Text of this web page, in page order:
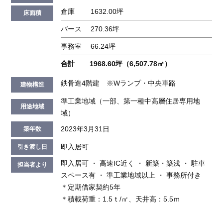
床面積 倉庫 1632.00坪
バース 270.36坪
事務室 66.24坪
合計 1968.60坪（6,507.78㎡）
建物構造 鉄骨造4階建 ※Wランプ・中央車路
用途地域
準工業地域（一部、第一種中高層住居専用地
域）
築年数 2023年3月31日
引き渡し日 即入居可
担当者より
即入居可 ・ 高速IC近く ・ 新築・築浅 ・ 駐車
スペース有 ・ 準工業地域以上 ・ 事務所付き
＊定期借家契約5年
＊積載荷重：1.5ｔ/㎡、天井高：5.5ｍ